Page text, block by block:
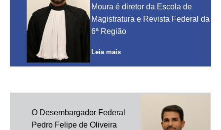
Moura é diretor da Escola de
Magistratura e Revista Federal da
6ª Região
Leia mais
O Desembargador Federal
Pedro Felipe de Oliveira